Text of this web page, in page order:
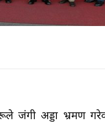
जंगी अड्डा भ्रमण